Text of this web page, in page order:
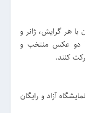
با هر گرایش، ژانر و
دو عکس منتخب و
آزاد و رایگان